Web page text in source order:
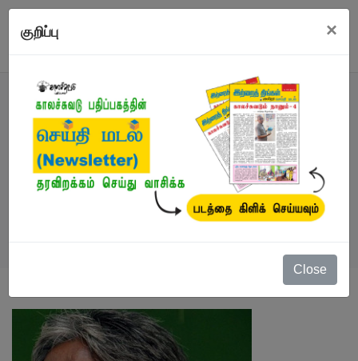
குறிப்பு ×
Close
எழுத்தாளர்
நூல்கள் / ரவிசுப்பிரமணியன்